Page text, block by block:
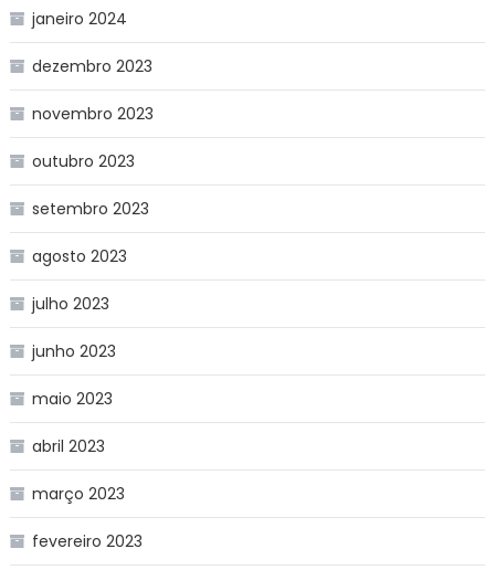
janeiro 2024
dezembro 2023
novembro 2023
outubro 2023
setembro 2023
agosto 2023
julho 2023
junho 2023
maio 2023
abril 2023
março 2023
fevereiro 2023